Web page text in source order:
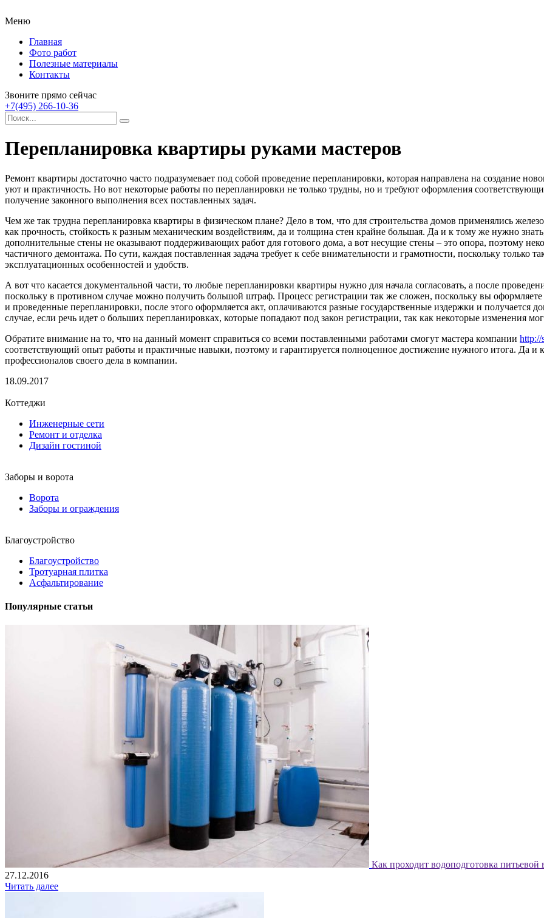
Меню
Главная
Фото работ
Полезные материалы
Контакты
Звоните прямо сейчас
+7(495) 266-10-36
Перепланировка квартиры руками мастеров
Ремонт квартиры достаточно часто подразумевает под собой проведение перепланировки, которая направлена на создание
уют и практичность. Но вот некоторые работы по перепланировки не только трудны, но и требуют оформления
получение законного выполнения всех поставленных задач.
Чем же так трудна перепланировка квартиры в физическом плане? Дело в том, что для строительства домов применялись
как прочность, стойкость к разным механическим воздействиям, да и толщина стен крайне большая. Да и к тому же нужно
дополнительные стены не оказывают поддерживающих работ для готового дома, а вот несущие стены – это опора, поэтому
частичного демонтажа. По сути, каждая поставленная задача требует к себе внимательности и грамотности, поскольку только
эксплуатационных особенностей и удобств.
А вот что касается документальной части, то любые перепланировки квартиры нужно для начала согласовать, а после
поскольку в противном случае можно получить большой штраф. Процесс регистрации так же сложен, поскольку вы оформляете
и проведенные перепланировки, после этого оформляется акт, оплачиваются разные государственные издержки и получается
случае, если речь идет о больших перепланировках, которые попадают под закон регистрации, так как некоторые изменения
Обратите внимание на то, что на данный момент справиться со всеми поставленными работами смогут мастера компании http://
соответствующий опыт работы и практичные навыки, поэтому и гарантируется полноценное достижение нужного итога. Да
профессионалов своего дела в компании.
18.09.2017
Коттеджи
Инженерные сети
Ремонт и отделка
Дизайн гостиной
Заборы и ворота
Ворота
Заборы и ограждения
Благоустройство
Благоустройство
Тротуарная плитка
Асфальтирование
Популярные статьи
Как проходит водоподготовка питьевой
27.12.2016
Читать далее